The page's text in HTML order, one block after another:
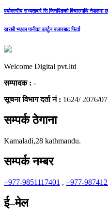
पर्यावरणीय सभ्यताबारे सि जिनपिङको विचारमाथि
खराबी भएका पानीका कार्टुन बजारबाट फिर्ता
Welcome Digital pvt.ltd
सम्पादक : -
सूचना विभाग दर्ता नं : 1624/ 2076/
सम्पर्क ठेगाना
Kamaladi,28 kathmandu.
सम्पर्क नम्बर
+977-9851117401 , +977-
ई–मेल